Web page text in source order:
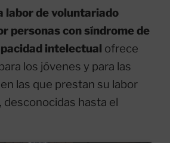
labor de voluntariado
personas con síndrome de
intelectual ofrece
los jóvenes y para las
las que prestan su labor
desconocidas hasta el